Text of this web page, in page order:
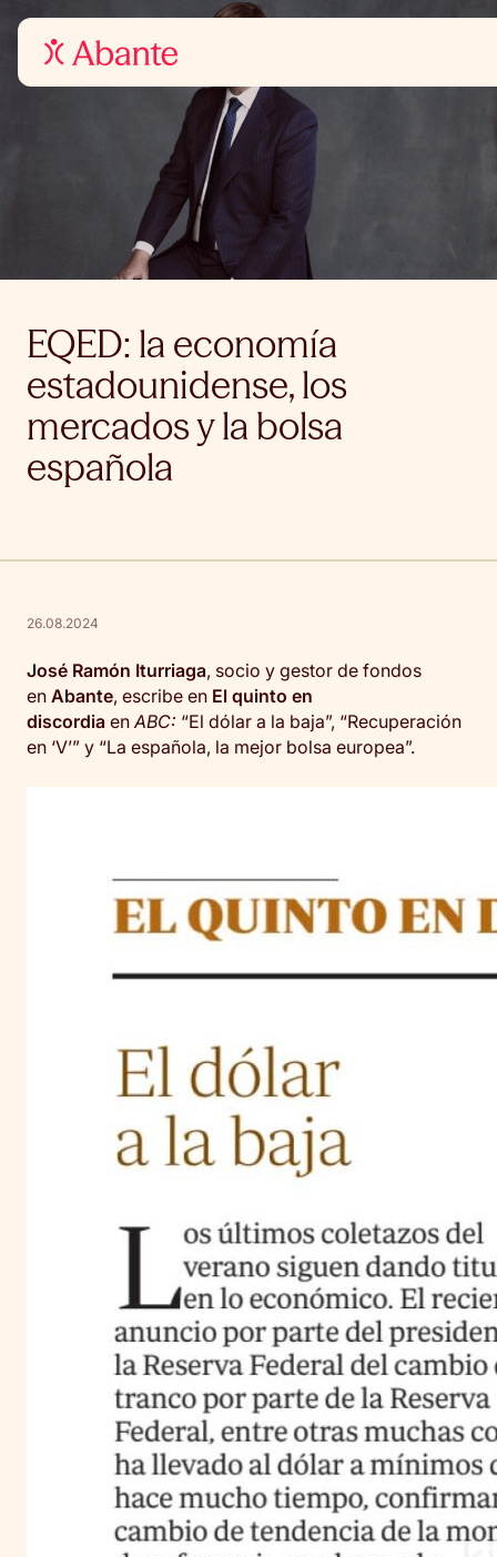
EQED: la economía
estadounidense, los
mercados y la bolsa
española
26.08.2024
José Ramón Iturriaga, socio y gestor de fondos
en Abante, escribe en El quinto en
discordia en ABC: “El dólar a la baja”, “Recuperación
en ‘V’” y “La española, la mejor bolsa europea”.